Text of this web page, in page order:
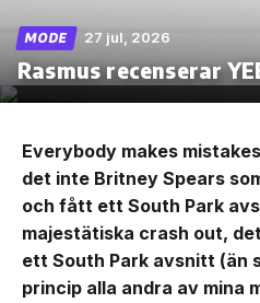
MODE 27 jul, 2026
Rasmus recenserar
Everybody makes
det inte Britney Spears
och fått ett South Park
majestätiska crash out,
ett South Park avsnitt (än
princip alla andra av mina